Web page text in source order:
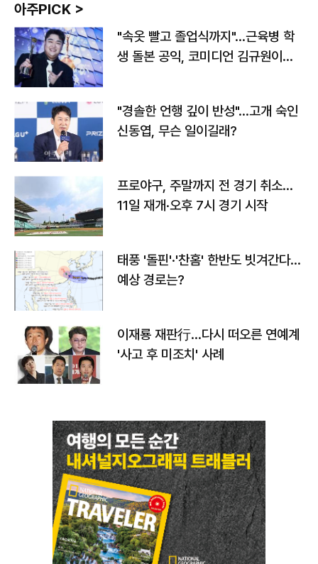
아주PICK >
"속옷 빨고 졸업식까지"…근육병 학
생 돌본 공익, 코미디언 김규원이었
"경솔한 언행 깊이 반성"…고개 숙인
신동엽, 무슨 일이길래?
프로야구, 주말까지 전 경기 취소…
11일 재개·오후 7시 경기 시작
태풍 '돌핀'·'찬홈' 한반도 빗겨간다…
예상 경로는?
이재룡 재판行…다시 떠오른 연예계
'사고 후 미조치' 사례